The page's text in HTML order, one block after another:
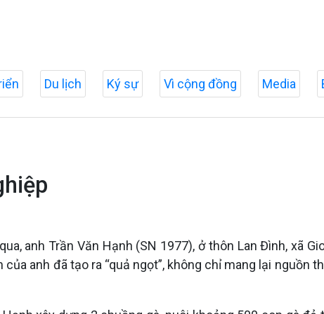
Du lịch Ký sự Vì cộng đồng Media
anh Trần Văn Hạnh (SN 1977), ở thôn Lan Đình, xã
anh đã tạo ra “quả ngọt”, không chỉ mang lại nguồn